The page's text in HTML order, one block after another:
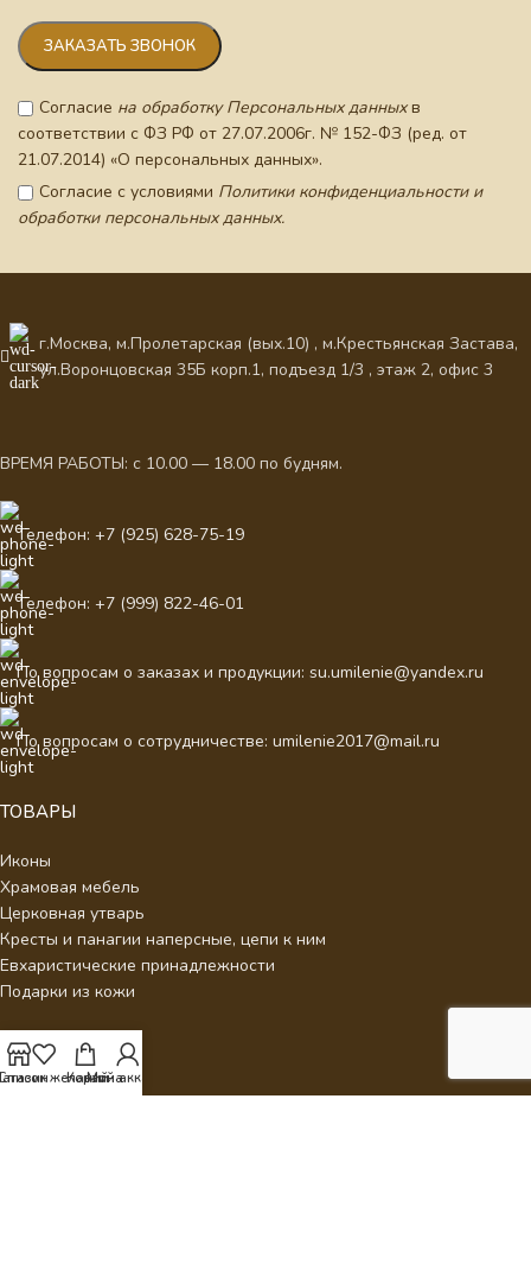
Согласие на обработку Персональных данныхв
соответствии с ФЗ РФ от 27.07.2006г. № 152-ФЗ (ред. от
21.07.2014) «О персональных данных».
Согласие с условиями Политики конфиденциальности и
обработки персональных данных.
г.Москва, м.Пролетарская (вых.10) , м.Крестьянская Застава,
ул.Воронцовская 35Б корп.1, подъезд 1/3 , этаж 2, офис 3
ВРЕМЯ РАБОТЫ: с 10.00 — 18.00 по будням.
Телефон: +7 (925) 628-75-19
Телефон: +7 (999) 822-46-01
По вопросам о заказах и продукции: su.umilenie@yandex.ru
По вопросам о сотрудничестве: umilenie2017@mail.ru
ТОВАРЫ
Иконы
Храмовая мебель
Церковная утварь
Кресты и панагии наперсные, цепи к ним
Евхаристические принадлежности
Подарки из кожи
ДЛЯ КЛИЕНТОВ
О нас
желаний
Корзина
Мой аккаунт